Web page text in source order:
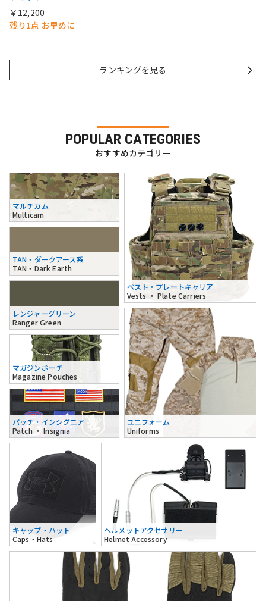
￥12,200
残り1点 お早めに
ランキングを見る
POPULAR CATEGORIES
おすすめカテゴリー
マルチカム
Multicam
TAN・ダークアース系
TAN・Dark Earth
レンジャーグリーン
Ranger Green
ベスト・プレートキャリア
Vests ・ Plate Carriers
マガジンポーチ
Magazine Pouches
パッチ・インシグニア
Patch ・ Insignia
ユニフォーム
Uniforms
キャップ・ハット
Caps・Hats
ヘルメットアクセサリー
Helmet Accessory